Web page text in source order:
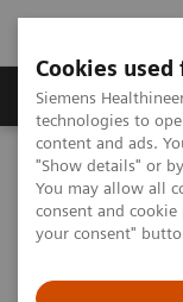
Cookies
Siemens
technologies to
content and ads.
"Show details" or
You may allow all
consent and
your consent"
지멘스 헬시니어스
지멘스 헬시니어스(주)
Bone Metabolism
Bone